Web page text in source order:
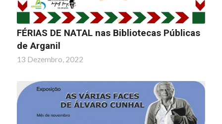
FÉRIAS DE NATAL nas Bibliotecas Públicas
de Arganil
13 Dezembro, 2022